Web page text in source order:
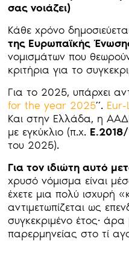
σας νοιάζει)
Κάθε χρόνο
της Ευρωπαϊκής
νομισμάτων που
κριτήρια για το
Για το 2025, υπάρχει
for the year 2025”. Eur-
Και στην Ελλάδα, η
με εγκύκλιο (π.χ.
του 2025).
Για τον ιδιώτη αυτό
χρυσό νόμισμα είναι
έχετε μια πολύ ισχυρή
αντιμετωπίζεται ως
συγκεκριμένο έτος· άρα
παρερμηνείας στο τί